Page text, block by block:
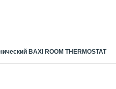
BAXI ROOM THERMOSTAT